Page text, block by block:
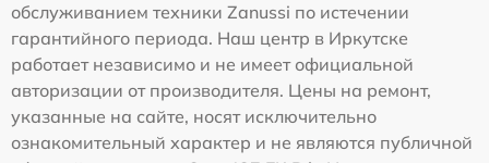
обслуживанием техники Zanussi по истечении
гарантийного периода. Наш центр в Иркутске
работает независимо и не имеет официальной
авторизации от производителя. Цены на ремонт,
указанные на сайте, носят исключительно
ознакомительный характер и не являются публичной